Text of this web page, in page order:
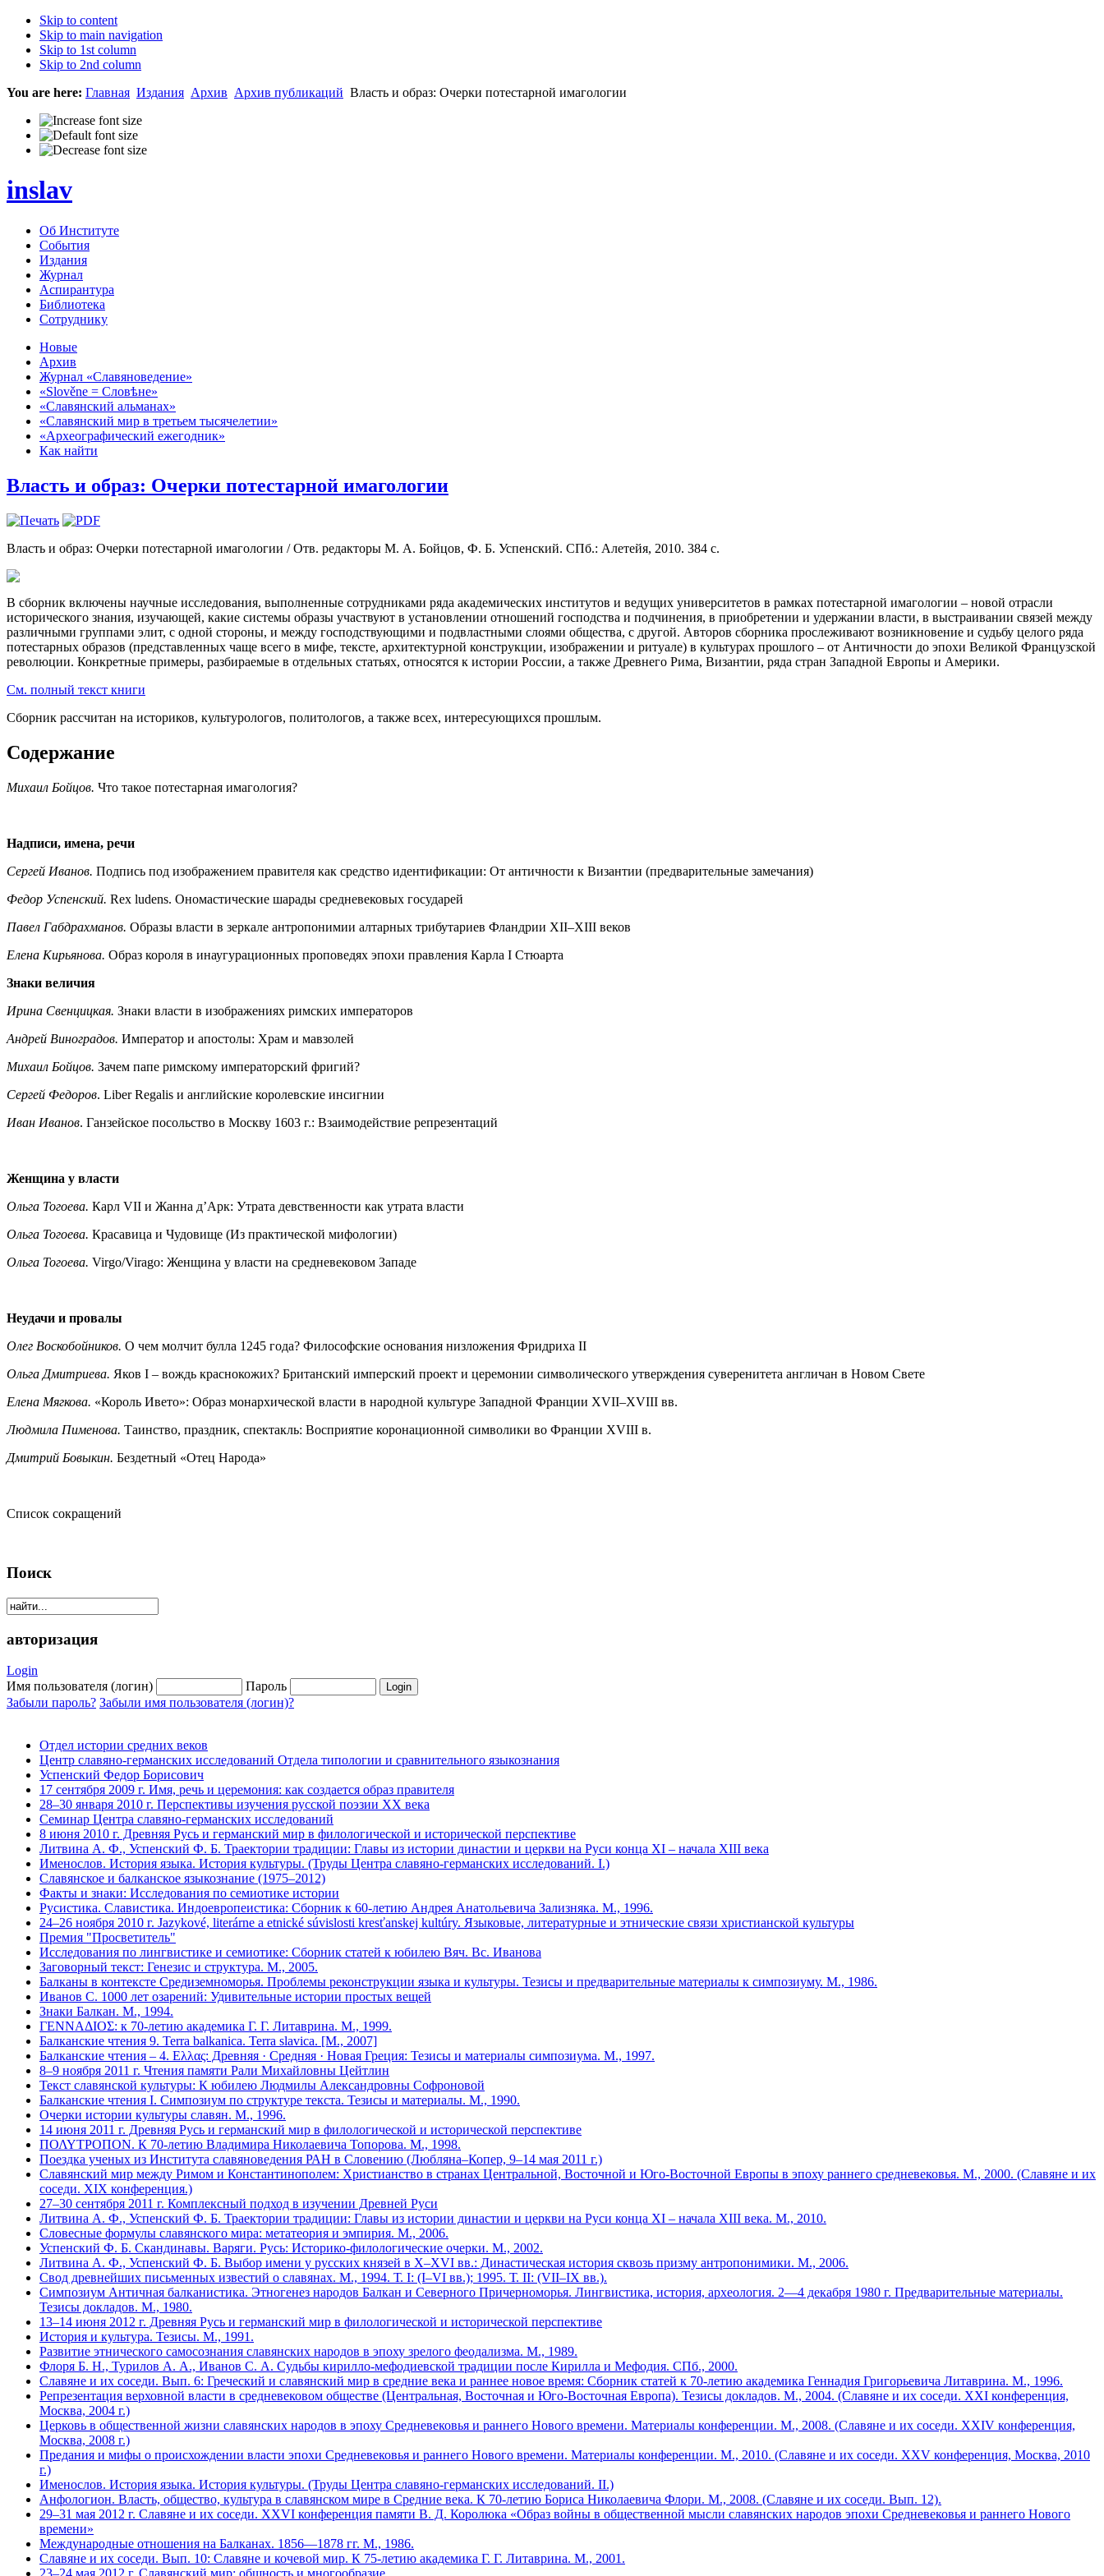
Skip to content
Skip to main navigation
Skip to 1st column
Skip to 2nd column
You are here: Главная Издания Архив Архив публикаций Власть и образ: Очерки потестарной имагологии
inslav
Об Институте
События
Издания
Журнал
Аспирантура
Библиотека
Сотруднику
Новые
Архив
Журнал «Славяноведение»
«Slověne = Словѣне»
«Славянский альманах»
«Славянский мир в третьем тысячелетии»
«Археографический ежегодник»
Как найти
Власть и образ: Очерки потестарной имагологии
Власть и образ: Очерки потестарной имагологии / Отв. редакторы М. А. Бойцов, Ф. Б. Успенский. СПб.: Алетейя, 2010. 384 с.
В сборник включены научные исследования, выполненные сотрудниками ряда академических институтов и ведущих университетов в рамках потестарной имагологии – новой отрасли
исторического знания, изучающей, какие системы образы участвуют в установлении отношений господства и подчинения, в приобретении и удержании власти, в выстраивании связей между
различными группами элит, с одной стороны, и между господствующими и подвластными слоями общества, с другой. Авторов сборника прослеживают возникновение и судьбу целого ряда
потестарных образов (представленных чаще всего в мифе, тексте, архитектурной конструкции, изображении и ритуале) в культурах прошлого – от Античности до эпохи Великой Французской
революции. Конкретные примеры, разбираемые в отдельных статьях, относятся к истории России, а также Древнего Рима, Византии, ряда стран Западной Европы и Америки.
См. полный текст книги
Сборник рассчитан на историков, культурологов, политологов, а также всех, интересующихся прошлым.
Содержание
Михаил Бойцов. Что такое потестарная имагология?
Надписи, имена, речи
Сергей Иванов. Подпись под изображением правителя как средство идентификации: От античности к Византии (предварительные замечания)
Федор Успенский. Rex ludens. Ономастические шарады средневековых государей
Павел Габдрахманов. Образы власти в зеркале антропонимии алтарных трибутариев Фландрии XII–XIII веков
Елена Кирьянова. Образ короля в инаугурационных проповедях эпохи правления Карла I Стюарта
Знаки величия
Ирина Свенцицкая. Знаки власти в изображениях римских императоров
Андрей Виноградов. Император и апостолы: Храм и мавзолей
Михаил Бойцов. Зачем папе римскому императорский фригий?
Сергей Федоров. Liber Regalis и английские королевские инсигнии
Иван Иванов. Ганзейское посольство в Москву 1603 г.: Взаимодействие репрезентаций
Женщина у власти
Ольга Тогоева. Карл VII и Жанна д’Арк: Утрата девственности как утрата власти
Ольга Тогоева. Красавица и Чудовище (Из практической мифологии)
Ольга Тогоева. Virgo/Virago: Женщина у власти на средневековом Западе
Неудачи и провалы
Олег Воскобойников. О чем молчит булла 1245 года? Философские основания низложения Фридриха II
Ольга Дмитриева. Яков I – вождь краснокожих? Британский имперский проект и церемонии символического утверждения суверенитета англичан в Новом Свете
Елена Мягкова. «Король Ивето»: Образ монархической власти в народной культуре Западной Франции XVII–XVIII вв.
Людмила Пименова. Таинство, праздник, спектакль: Восприятие коронационной символики во Франции XVIII в.
Дмитрий Бовыкин. Бездетный «Отец Народа»
Список сокращений
Поиск
авторизация
Login
Имя пользователя (логин)
Пароль
Забыли пароль? Забыли имя пользователя (логин)?
Отдел истории средних веков
Центр славяно-германских исследований Отдела типологии и сравнительного языкознания
Успенский Федор Борисович
17 сентября 2009 г. Имя, речь и церемония: как создается образ правителя
28–30 января 2010 г. Перспективы изучения русской поэзии ХХ века
Семинар Центра славяно-германских исследований
8 июня 2010 г. Древняя Русь и германский мир в филологической и исторической перспективе
Литвина А. Ф., Успенский Ф. Б. Траектории традиции: Главы из истории династии и церкви на Руси конца XI – начала XIII века
Именослов. История языка. История культуры. (Труды Центра славяно-германских исследований. I.)
Славянское и балканское языкознание (1975–2012)
Факты и знаки: Исследования по семиотике истории
Русистика. Славистика. Индоевропеистика: Сборник к 60-летию Андрея Анатольевича Зализняка. М., 1996.
24–26 ноября 2010 г. Jazykové, literárne a etnické súvislosti kresťanskej kultúry. Языковые, литературные и этнические связи христианской культуры
Премия "Просветитель"
Исследования по лингвистике и семиотике: Сборник статей к юбилею Вяч. Вс. Иванова
Заговорный текст: Генезис и структура. М., 2005.
Балканы в контексте Средиземноморья. Проблемы реконструкции языка и культуры. Тезисы и предварительные материалы к симпозиуму. М., 1986.
Иванов С. 1000 лет озарений: Удивительные истории простых вещей
Знаки Балкан. М., 1994.
ΓΕΝΝΑΔΙΟΣ: к 70-летию академика Г. Г. Литаврина. М., 1999.
Балканские чтения 9. Terra balkanica. Terra slavica. [М., 2007]
Балканские чтения – 4. Eλλας: Древняя · Средняя · Новая Греция: Тезисы и материалы симпозиума. М., 1997.
8–9 ноября 2011 г. Чтения памяти Рали Михайловны Цейтлин
Текст славянской культуры: К юбилею Людмилы Александровны Софроновой
Балканские чтения I. Симпозиум по структуре текста. Тезисы и материалы. М., 1990.
Очерки истории культуры славян. М., 1996.
14 июня 2011 г. Древняя Русь и германский мир в филологической и исторической перспективе
ΠΟΛΥΤΡΟΠΟΝ. К 70-летию Владимира Николаевича Топорова. М., 1998.
Поездка ученых из Института славяноведения РАН в Словению (Любляна–Копер, 9–14 мая 2011 г.)
Славянский мир между Римом и Константинополем: Христианство в странах Центральной, Восточной и Юго-Восточной Европы в эпоху раннего средневековья. М., 2000. (Славяне и их
соседи. XIX конференция.)
27–30 сентября 2011 г. Комплексный подход в изучении Древней Руси
Литвина А. Ф., Успенский Ф. Б. Траектории традиции: Главы из истории династии и церкви на Руси конца XI – начала XIII века. М., 2010.
Словесные формулы славянского мира: метатеория и эмпирия. М., 2006.
Успенский Ф. Б. Скандинавы. Варяги. Русь: Историко-филологические очерки. М., 2002.
Литвина А. Ф., Успенский Ф. Б. Выбор имени у русских князей в X–XVI вв.: Династическая история сквозь призму антропонимики. М., 2006.
Свод древнейших письменных известий о славянах. М., 1994. Т. I: (I–VI вв.); 1995. Т. II: (VII–IX вв.).
Симпозиум Античная балканистика. Этногенез народов Балкан и Северного Причерноморья. Лингвистика, история, археология. 2—4 декабря 1980 г. Предварительные материалы.
Тезисы докладов. М., 1980.
13–14 июня 2012 г. Древняя Русь и германский мир в филологической и исторической перспективе
История и культура. Тезисы. М., 1991.
Развитие этнического самосознания славянских народов в эпоху зрелого феодализма. М., 1989.
Флоря Б. Н., Турилов А. А., Иванов С. А. Судьбы кирилло-мефодиевской традиции после Кирилла и Мефодия. СПб., 2000.
Славяне и их соседи. Вып. 6: Греческий и славянский мир в средние века и раннее новое время: Сборник статей к 70-летию академика Геннадия Григорьевича Литаврина. М., 1996.
Репрезентация верховной власти в средневековом обще­стве (Центральная, Восточная и Юго-Восточная Европа). Тезисы докладов. М., 2004. (Славяне и их соседи. XXI конференция,
Москва, 2004 г.)
Церковь в общественной жизни славянских народов в эпоху Сред­невековья и раннего Нового времени. Материалы конферен­ции. М., 2008. (Славяне и их соседи. XXIV конференция,
Москва, 2008 г.)
Предания и мифы о происхождении власти эпохи Средневековья и раннего Нового времени. Материалы конференции. М., 2010. (Славяне и их соседи. XXV кон­ференция, Москва, 2010
г.)
Именослов. История языка. История культуры. (Труды Центра славяно-германских исследований. II.)
Анфологион. Власть, общество, культура в славянском мире в Средние века. К 70-летию Бориса Николаевича Флори. М., 2008. (Славяне и их соседи. Вып. 12).
29–31 мая 2012 г. Славяне и их соседи. XXVI конференция памяти В. Д. Королюка «Образ войны в общественной мысли славянских народов эпохи Средневековья и раннего Нового
времени»
Международные отношения на Балканах. 1856—1878 гг. М., 1986.
Славяне и их соседи. Вып. 10: Славяне и кочевой мир. К 75-летию академика Г. Г. Литаврина. М., 2001.